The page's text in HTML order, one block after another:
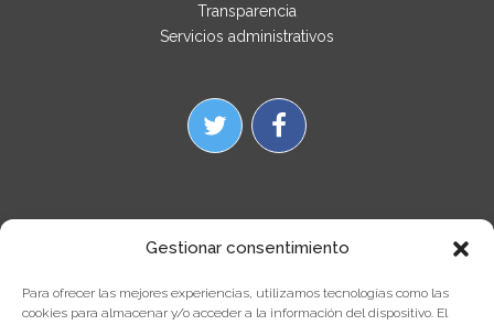
Gestionar consentimiento
Para ofrecer las mejores experiencias, utilizamos tecnologías como las
cookies para almacenar y/o acceder a la información del dispositivo. El
Transparencia
Servicios administrativos